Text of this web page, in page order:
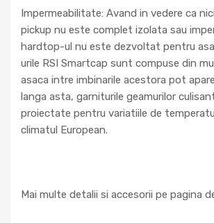
Impermeabilitate: Avand in vedere ca
pickup nu este complet izolata sau
hardtop-ul nu este dezvoltat pentru
urile RSI Smartcap sunt compuse din
asaca intre imbinarile acestora pot
langa asta, garniturile geamurilor
proiectate pentru variatiile de
climatul European.
Mai multe detalii si accesorii pe pagina